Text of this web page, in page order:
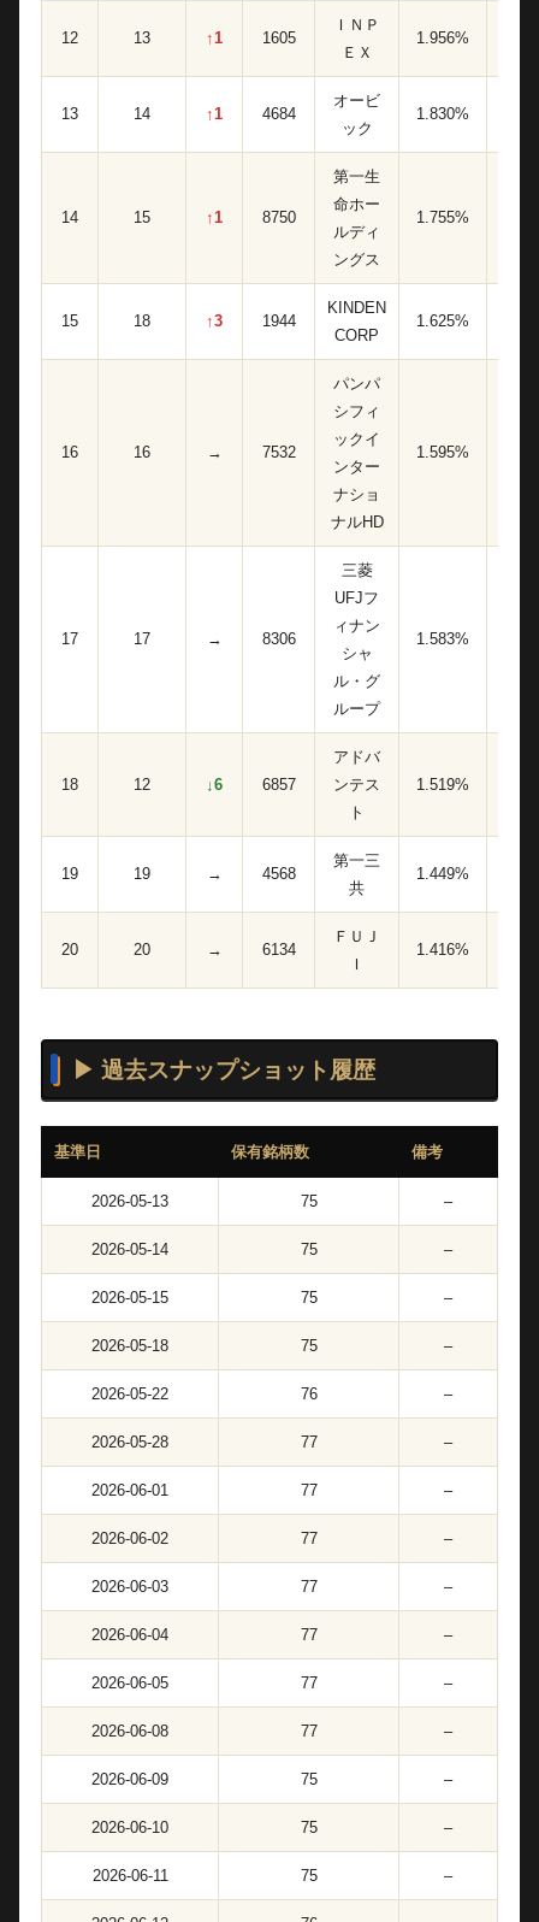
12 13 ↑1 1605
ＩＮＰ
ＥＸ
1.956%
13 14 ↑1 4684
オービ
ック
1.830%
14 15 ↑1 8750
第一生
命ホー
ルディ
ングス
1.755%
15 18 ↑3 1944
KINDEN
CORP
1.625%
16 16 → 7532
パンパ
シフィ
ックイ
ンター
ナショ
ナルHD
1.595%
17 17 → 8306
三菱
UFJフ
ィナン
シャ
ル・グ
ループ
1.583%
18 12 ↓6 6857
アドバ
ンテス
ト
1.519%
19 19 → 4568
第一三
共
1.449%
20 20 → 6134
ＦＵＪ
Ｉ
1.416%
▶ 過去スナップショット履歴
基準日 保有銘柄数 備考
2026-05-13 75 –
2026-05-14 75 –
2026-05-15 75 –
2026-05-18 75 –
2026-05-22 76 –
2026-05-28 77 –
2026-06-01 77 –
2026-06-02 77 –
2026-06-03 77 –
2026-06-04 77 –
2026-06-05 77 –
2026-06-08 77 –
2026-06-09 75 –
2026-06-10 75 –
2026-06-11 75 –